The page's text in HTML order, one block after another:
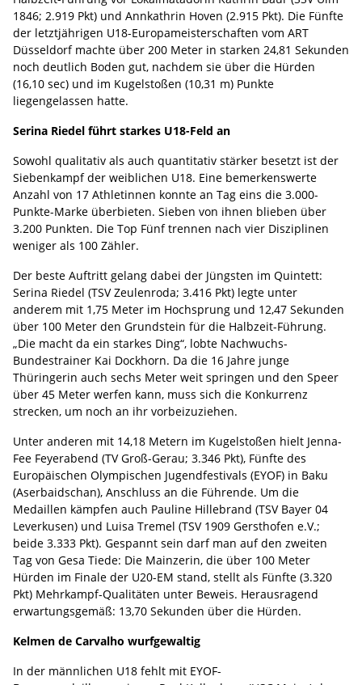
1846; 2.919 Pkt) und Annkathrin Hoven (2.915 Pkt). Die Fünfte
der letztjährigen U18-Europameisterschaften vom ART
Düsseldorf machte über 200 Meter in starken 24,81 Sekunden
noch deutlich Boden gut, nachdem sie über die Hürden
(16,10 sec) und im Kugelstoßen (10,31 m) Punkte
liegengelassen hatte.
Serina Riedel führt starkes U18-Feld an
Sowohl qualitativ als auch quantitativ stärker besetzt ist der
Siebenkampf der weiblichen U18. Eine bemerkenswerte
Anzahl von 17 Athletinnen konnte an Tag eins die 3.000-
Punkte-Marke überbieten. Sieben von ihnen blieben über
3.200 Punkten. Die Top Fünf trennen nach vier Disziplinen
weniger als 100 Zähler.
Der beste Auftritt gelang dabei der Jüngsten im Quintett:
Serina Riedel (TSV Zeulenroda; 3.416 Pkt) legte unter
anderem mit 1,75 Meter im Hochsprung und 12,47 Sekunden
über 100 Meter den Grundstein für die Halbzeit-Führung.
„Die macht da ein starkes Ding“, lobte Nachwuchs-
Bundestrainer Kai Dockhorn. Da die 16 Jahre junge
Thüringerin auch sechs Meter weit springen und den Speer
über 45 Meter werfen kann, muss sich die Konkurrenz
strecken, um noch an ihr vorbeizuziehen.
Unter anderen mit 14,18 Metern im Kugelstoßen hielt Jenna-
Fee Feyerabend (TV Groß-Gerau; 3.346 Pkt), Fünfte des
Europäischen Olympischen Jugendfestivals (EYOF) in Baku
(Aserbaidschan), Anschluss an die Führende. Um die
Medaillen kämpfen auch Pauline Hillebrand (TSV Bayer 04
Leverkusen) und Luisa Tremel (TSV 1909 Gersthofen e.V.;
beide 3.333 Pkt). Gespannt sein darf man auf den zweiten
Tag von Gesa Tiede: Die Mainzerin, die über 100 Meter
Hürden im Finale der U20-EM stand, stellt als Fünfte (3.320
Pkt) Mehrkampf-Qualitäten unter Beweis. Herausragend
erwartungsgemäß: 13,70 Sekunden über die Hürden.
Kelmen de Carvalho wurfgewaltig
In der männlichen U18 fehlt mit EYOF-